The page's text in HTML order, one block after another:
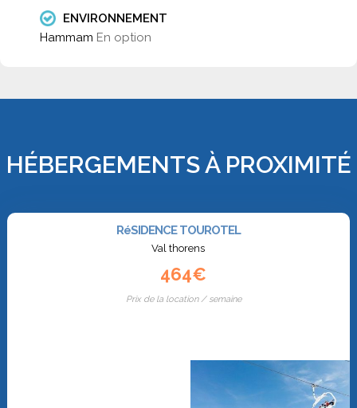
ENVIRONNEMENT
Hammam En option
HÉBERGEMENTS À PROXIMITÉ
RéSIDENCE TOUROTEL
Val thorens
464€
Prix de la location / semaine